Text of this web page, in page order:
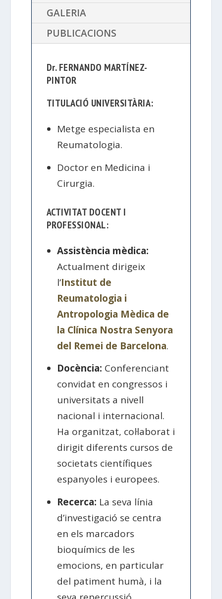
GALERIA
PUBLICACIONS
Dr. FERNANDO MARTÍNEZ-
PINTOR
TITULACIÓ UNIVERSITÀRIA:
Metge especialista en
Reumatologia.
Doctor en Medicina i
Cirurgia.
ACTIVITAT DOCENT I
PROFESSIONAL:
Assistència mèdica:
Actualment dirigeix
l’Institut de
Reumatologia i
Antropologia Mèdica de
la Clínica Nostra Senyora
del Remei de Barcelona.
Docència: Conferenciant
convidat en congressos i
universitats a nivell
nacional i internacional.
Ha organitzat, col·laborat i
dirigit diferents cursos de
societats científiques
espanyoles i europees.
Recerca: La seva línia
d’investigació se centra
en els marcadors
bioquímics de les
emocions, en particular
del patiment humà, i la